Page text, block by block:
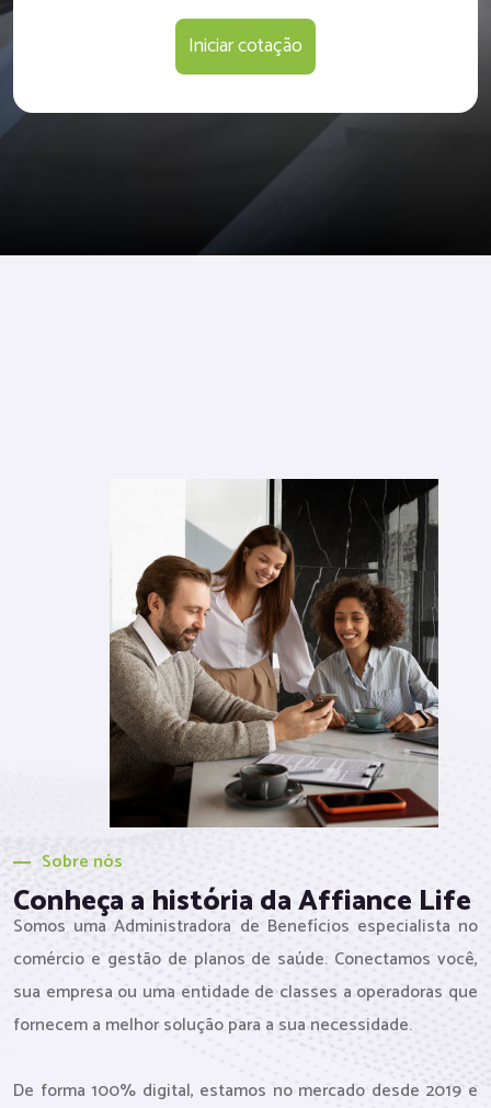
Iniciar cotação
Sobre nós
Conheça a história da Affiance Life
Somos uma Administradora de Benefícios especialista no
comércio e gestão de planos de saúde. Conectamos você,
sua empresa ou uma entidade de classes a operadoras que
fornecem a melhor solução para a sua necessidade.
De forma 100% digital, estamos no mercado desde 2019 e